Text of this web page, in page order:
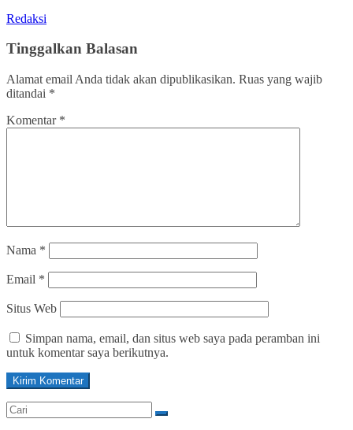
Redaksi
Tinggalkan Balasan
Alamat email Anda tidak akan dipublikasikan. Ruas yang wajib
ditandai *
Komentar *
Nama *
Email *
Situs Web
Simpan nama, email, dan situs web saya pada peramban ini
untuk komentar saya berikutnya.